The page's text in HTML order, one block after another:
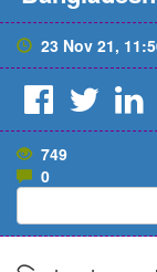
23 Nov 21,
749
0